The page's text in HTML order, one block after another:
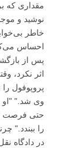
مقداری که
نوشید و
خاطر
اثر نکرد،
پروپوفول
وی شد."
حتی فرصت
را ببندد."
در دادگاه